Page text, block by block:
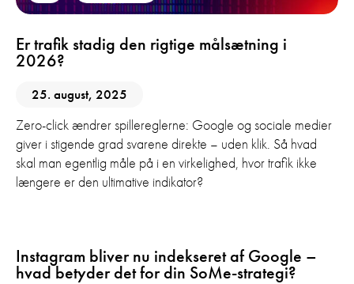
Er trafik stadig den rigtige målsætning i
2026?
25. august, 2025
Zero-click ændrer spillereglerne: Google og sociale medier
giver i stigende grad svarene direkte – uden klik. Så hvad
skal man egentlig måle på i en virkelighed, hvor trafik ikke
længere er den ultimative indikator?
Instagram bliver nu indekseret af Google –
hvad betyder det for din SoMe-strategi?